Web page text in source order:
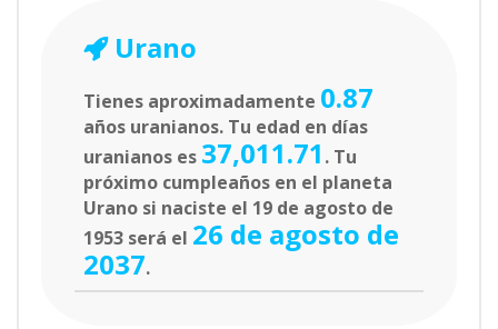
Urano
Tienes aproximadamente 0.87
años uranianos. Tu edad en días
uranianos es 37,011.71 . Tu
próximo cumpleaños en el planeta
Urano si naciste el 19 de agosto de
1953 será el 26 de agosto de
2037.